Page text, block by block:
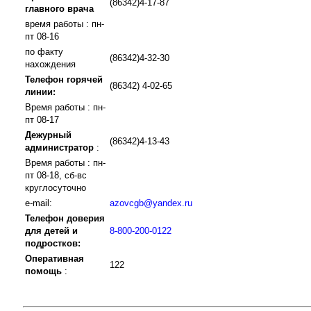
главного врача
(86342)4-17-87
время работы : пн-
пт 08-16
по факту
нахождения
(86342)4-32-30
Телефон горячей
линии:
(86342) 4-02-65
Время работы : пн-
пт 08-17
Дежурный
администратор :
(86342)4-13-43
Время работы : пн-
пт 08-18, сб-вс
круглосуточно
e-mail:
azovcgb@yandex.ru
Телефон доверия
для детей и
подростков:
8-800-200-0122
Оперативная
помощь :
122